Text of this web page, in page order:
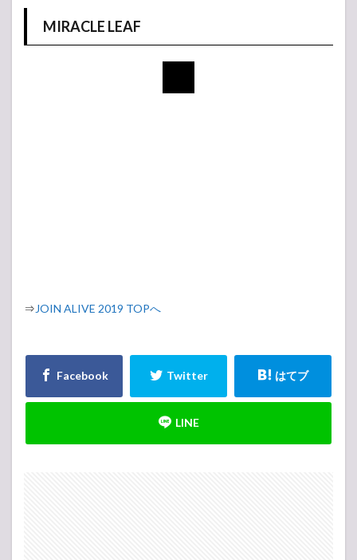
MIRACLE LEAF
⇒JOIN ALIVE 2019 TOPへ